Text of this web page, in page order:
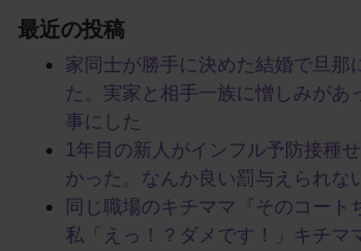
最近の投稿
家同士が勝手に決めた結婚で旦那
た。実家と相手一族に憎しみがあ
事にした
1年目の新人がインフル予防接種
かった。なんか良い罰与えられな
同じ職場のキチママ『そのコート
私「えっ！？ダメです！」キチマ